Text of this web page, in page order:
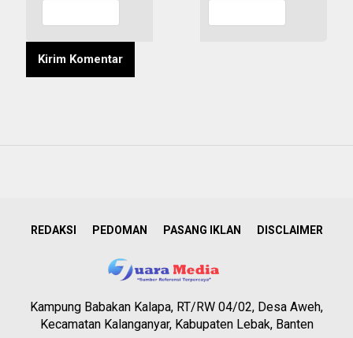
REDAKSI PEDOMAN PASANG IKLAN DISCLAIMER
Kampung Babakan Kalapa, RT/RW 04/02, Desa Aweh,
Kecamatan Kalanganyar, Kabupaten Lebak, Banten